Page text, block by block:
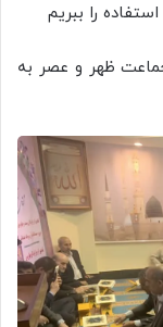
را ببریم
ظهر و عصر به